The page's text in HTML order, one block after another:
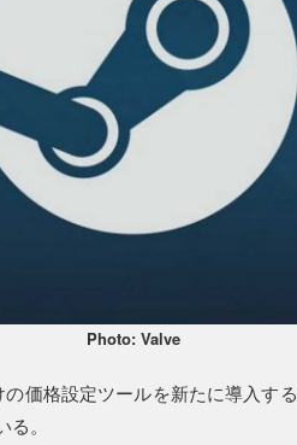
Photo: Valve
価格設定ツールを新たに導入す
。